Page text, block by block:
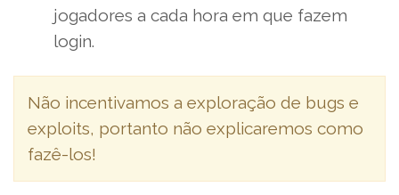
jogadores a cada hora em que fazem
login.
Não incentivamos a exploração de bugs e
exploits, portanto não explicaremos como
fazê-los!